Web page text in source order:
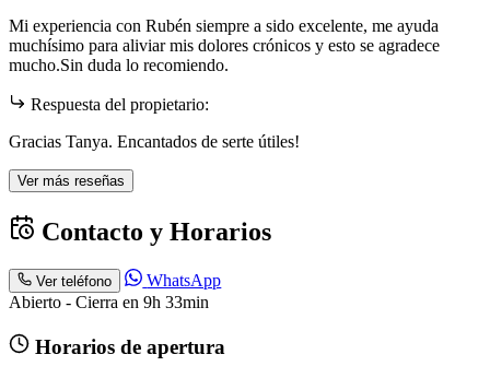
Mi experiencia con Rubén siempre a sido excelente, me ayuda
muchísimo para aliviar mis dolores crónicos y esto se agradece
mucho.Sin duda lo recomiendo.
Respuesta del propietario:
Gracias Tanya. Encantados de serte útiles!
Ver más reseñas
Contacto y Horarios
Ver teléfono
WhatsApp
Abierto - Cierra en 9h 33min
Horarios de apertura